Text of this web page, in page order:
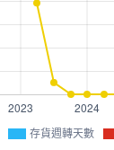
存貨週轉天數